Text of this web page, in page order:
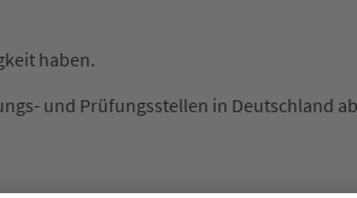
haben.
und Prüfungsstellen in Deutschland